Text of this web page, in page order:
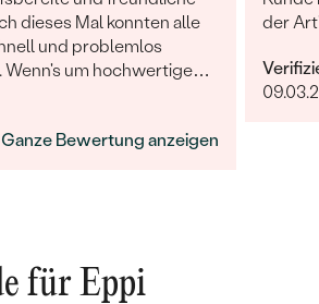
dieses Mal konnten alle
und problemlos
um hochwertigen,
Ganze Bewertung anzeigen
der
für Eppi